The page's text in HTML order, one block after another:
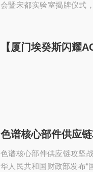
会暨宋都实验室揭牌仪式
彰显技术领军地位《工业
色谱核心部件供应
色谱核心部件供应链攻坚
华人民共和国财政部发布“